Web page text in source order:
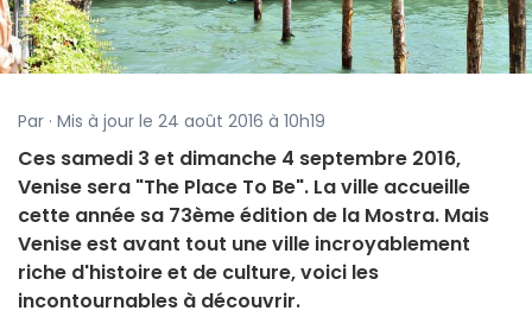
Par · Mis à jour le 24 août 2016 à 10h19
Ces samedi 3 et dimanche 4 septembre 2016,
Venise sera "The Place To Be". La ville accueille
cette année sa 73ème édition de la Mostra. Mais
Venise est avant tout une ville incroyablement
riche d'histoire et de culture, voici les
incontournables à découvrir.